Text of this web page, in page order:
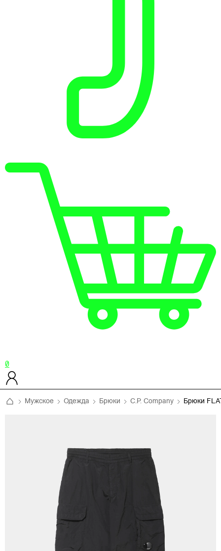
0
Мужское Одежда Брюки C.P. Company Брюки